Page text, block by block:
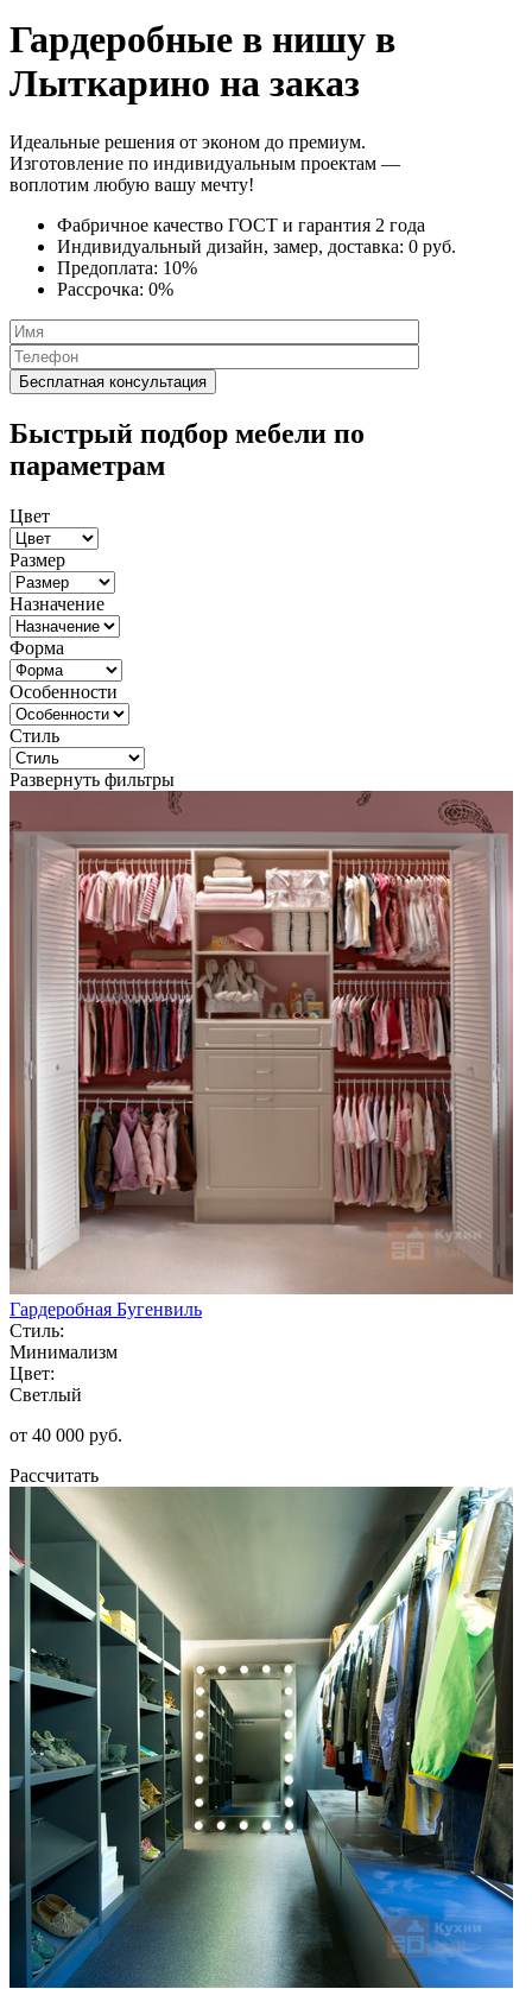
Гардеробные в нишу в
Лыткарино на заказ
Идеальные решения от эконом до премиум.
Изготовление по индивидуальным проектам —
воплотим любую вашу мечту!
Фабричное качество ГОСТ и гарантия 2 года
Индивидуальный дизайн, замер, доставка: 0 руб.
Предоплата: 10%
Рассрочка: 0%
Быстрый подбор мебели по
параметрам
Цвет
Размер
Назначение
Форма
Особенности
Стиль
Развернуть фильтры
Гардеробная Бугенвиль
Стиль:
Минимализм
Цвет:
Светлый
от 40 000 руб.
Рассчитать